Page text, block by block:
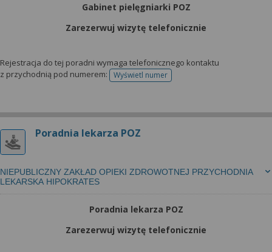
Gabinet pielęgniarki POZ
Zarezerwuj wizytę telefonicznie
Rejestracja do tej poradni wymaga telefonicznego kontaktu
z przychodnią pod numerem:
Wyświetl numertelefonu do rejestracji
Poradnia lekarza POZ
NIEPUBLICZNY ZAKŁAD OPIEKI ZDROWOTNEJ PRZYCHODNIA
LEKARSKA HIPOKRATES
Poradnia lekarza POZ
Zarezerwuj wizytę telefonicznie